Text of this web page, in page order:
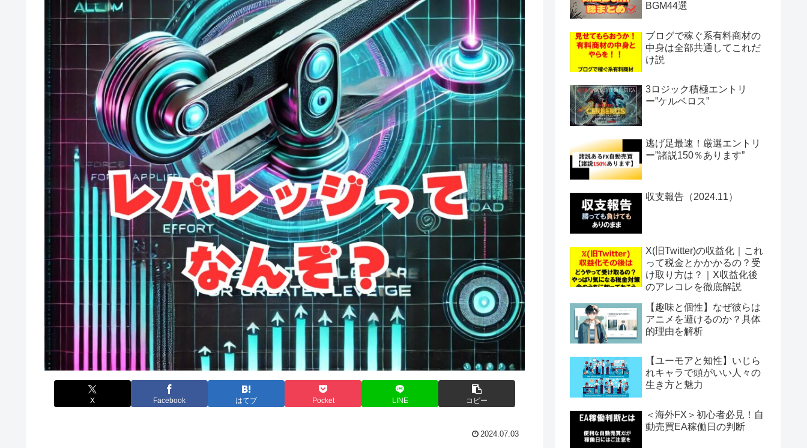
X Facebook はてブ Pocket LINE コピー
2024.07.03
BGM44選
ブログで稼ぐ系有料商材の
中身は全部共通してこれだ
け説
3ロジック積極エントリ
ー”ケルベロス”
逃げ足最速！厳選エントリ
ー”諸説150％あります”
収支報告（2024.11）
X(旧Twitter)の収益化｜これ
って税金とかかかるの？受
け取り方は？｜X収益化後
のアレコレを徹底解説
【趣味と個性】なぜ彼らは
アニメを避けるのか？具体
的理由を解析
【ユーモアと知性】いじら
れキャラで頭がいい人々の
生き方と魅力
＜海外FX＞初心者必見！自
動売買EA稼働日の判断